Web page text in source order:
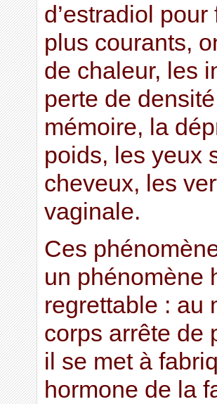
d’estradiol
plus courants,
de chaleur, les
perte de
mémoire, la
poids, les yeux
cheveux, les
vaginale.
Ces
un phénomène
regrettable : au
corps arrête de
il se met à
hormone de la